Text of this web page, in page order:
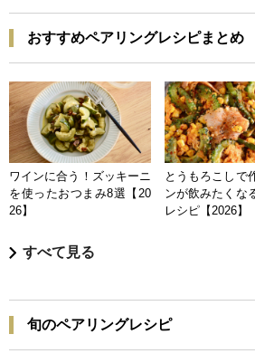
おすすめペアリングレシピまとめ
ワインに合う！ズッキーニ
を使ったおつまみ8選【20
26】
とうもろこし
ンが飲みたくな
レシピ【2026】
すべて見る
旬のペアリングレシピ